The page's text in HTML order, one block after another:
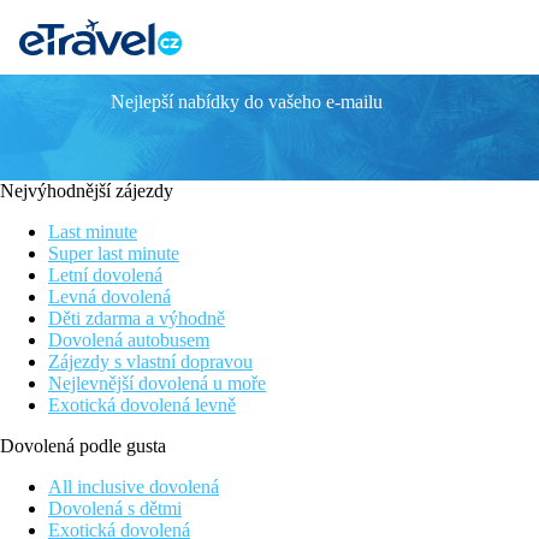
Hotel Domidea
Hotel s dobrou dostupností do centra města
WiFi připojení zdarma
Bar
Hotelový trezor
Poloha
Hotel Domidea se nachází uvnitř sjezdu č. 14 z městského
řádu kyvadlovou dopravu ke stanici metra Rebibbia (trasa B) a
Popis hotelu
Při příjezdu na hotel budete přivítáni příjemnou obsluhou
prostorách hotelu je dostupné WiFi připojení. Pro pracovní
Popis pokoje
Dvoulůžkové pokoje Standard jsou vybaveny LCD
Rodinné pokoje Standard i Executive jsou vybaveny stejně
Nejlepší nabídky do vašeho e-mailu
Nejvýhodnější zájezdy
Last minute
Super last minute
Letní dovolená
Levná dovolená
Děti zdarma a výhodně
Dovolená autobusem
Zájezdy s vlastní dopravou
Nejlevnější dovolená u moře
Exotická dovolená levně
Dovolená podle gusta
All inclusive dovolená
Dovolená s dětmi
Exotická dovolená